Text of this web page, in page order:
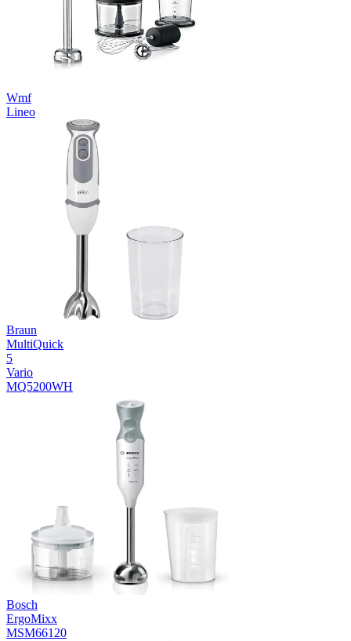
Wmf
Lineo
Braun
MultiQuick
5
Vario
MQ5200WH
Bosch
ErgoMixx
MSM66120